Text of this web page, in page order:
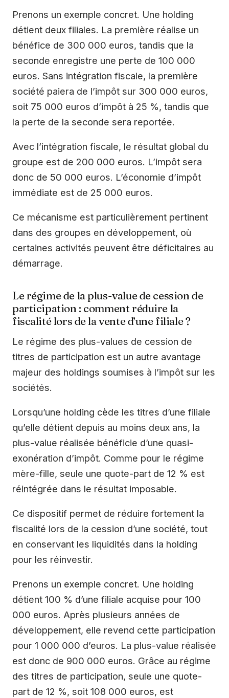
Prenons un exemple concret. Une holding
détient deux filiales. La première réalise un
bénéfice de 300 000 euros, tandis que la
seconde enregistre une perte de 100 000
euros. Sans intégration fiscale, la première
société paiera de l’impôt sur 300 000 euros,
soit 75 000 euros d’impôt à 25 %, tandis que
la perte de la seconde sera reportée.
Avec l’intégration fiscale, le résultat global du
groupe est de 200 000 euros. L’impôt sera
donc de 50 000 euros. L’économie d’impôt
immédiate est de 25 000 euros.
Ce mécanisme est particulièrement pertinent
dans des groupes en développement, où
certaines activités peuvent être déficitaires au
démarrage.
Le régime de la plus-value de cession de
participation : comment réduire la
fiscalité lors de la vente d’une filiale ?
Le régime des plus-values de cession de
titres de participation est un autre avantage
majeur des holdings soumises à l’impôt sur les
sociétés.
Lorsqu’une holding cède les titres d’une filiale
qu’elle détient depuis au moins deux ans, la
plus-value réalisée bénéficie d’une quasi-
exonération d’impôt. Comme pour le régime
mère-fille, seule une quote-part de 12 % est
réintégrée dans le résultat imposable.
Ce dispositif permet de réduire fortement la
fiscalité lors de la cession d’une société, tout
en conservant les liquidités dans la holding
pour les réinvestir.
Prenons un exemple concret. Une holding
détient 100 % d’une filiale acquise pour 100
000 euros. Après plusieurs années de
développement, elle revend cette participation
pour 1 000 000 d’euros. La plus-value réalisée
est donc de 900 000 euros. Grâce au régime
des titres de participation, seule une quote-
part de 12 %, soit 108 000 euros, est